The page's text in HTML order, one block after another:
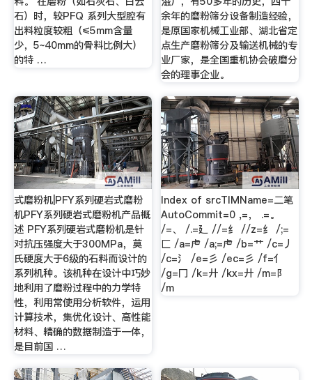
石）时，较PFQ 系列大型腔有
出料粒度较粗（≤5mm含量
少，5~40mm的骨料比例大）
的特 …
余年的磨粉筛分设备制造经验，
是原国家机械工业部、湖北省定
点生产磨粉筛分及输送机械的专
业厂家，是全国重机协会破磨分
会的理事企业。
式磨粉机|PFY系列硬岩式磨粉
机PFY系列硬岩式磨粉机产品概
述 PFY系列硬岩式磨粉机是针
对抗压强度大于300MPa，莫
氏硬度大于6级的石料而设计的
系列机种。该机种在设计中巧妙
地利用了磨粉过程中的力学特
性，利用常使用分析软件，运用
计算技术，集优化设计、高性能
材料、精确的数据制造于一体，
是目前国 …
Index of srcTIMName=二笔
AutoCommit=0 ,=， .=。
/=、 /.=廴 //=纟 //z=纟 /;=
匚 /a=虍 /a;=虍 /b=艹 /c=丿
/c=氵 /e=彡 /ec=彡 /f=亻
/g=冂 /k=廾 /kx=廾 /m=阝
/m